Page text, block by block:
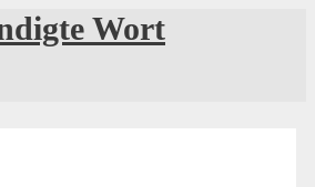
Wort